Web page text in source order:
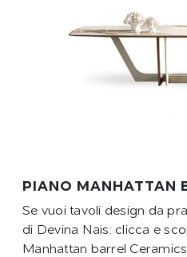
PIANO MANHATTAN
Se vuoi tavoli design da
di Devina Nais: clicca e
Manhattan barrel